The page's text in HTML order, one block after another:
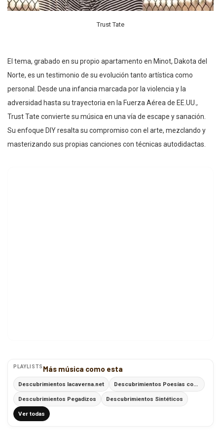
Trust Tate
El tema, grabado en su propio apartamento en Minot, Dakota del
Norte, es un testimonio de su evolución tanto artística como
personal. Desde una infancia marcada por la violencia y la
adversidad hasta su trayectoria en la Fuerza Aérea de EE.UU.,
Trust Tate convierte su música en una vía de escape y sanación.
Su enfoque DIY resalta su compromiso con el arte, mezclando y
masterizando sus propias canciones con técnicas autodidactas.
PLAYLISTS Más música como esta
Descubrimientos lacaverna.net
Descubrimientos Pegadizos Descubrimientos Sintéticos
Ver todas